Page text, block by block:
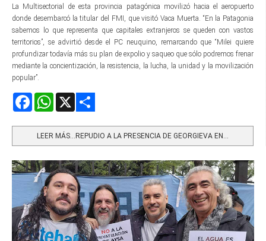
La Multisectorial de esta provincia patagónica movilizó hacia el aeropuerto
donde desembarcó la titular del FMI, que visitó Vaca Muerta. “En la Patagonia
sabemos lo que representa que capitales extranjeros se queden con vastos
territorios”, se advirtió desde el PC neuquino, remarcando que “Milei quiere
profundizar todavía más su plan de expolio y saqueo que sólo podremos frenar
mediante la concientización, la resistencia, la lucha, la unidad y la movilización
popular”.
FacebookWhatsApp
LEER MÁS…REPUDIO A LA PRESENCIA DE GEORGIEVA EN...